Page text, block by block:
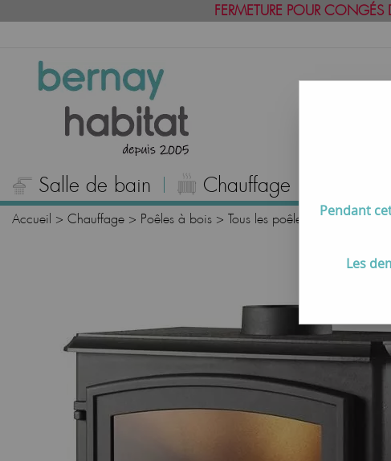
FERMETURE POUR
Salle de bain Chauffage
Accueil > Chauffage > Poêles à bois > Tous les poêles à bois >
Pendant
Les